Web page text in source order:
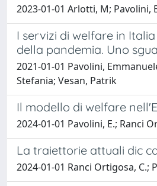
2023-01-01 Arlotti, M; Pavolini,
I servizi di welfare in
della pandemia. Uno
2021-01-01 Pavolini,
Stefania; Vesan, Patrik
Il modello di welfare
2024-01-01 Pavolini, E.; Ranci
La traiettorie attuali dic
2024-01-01 Ranci Ortigosa, C.;